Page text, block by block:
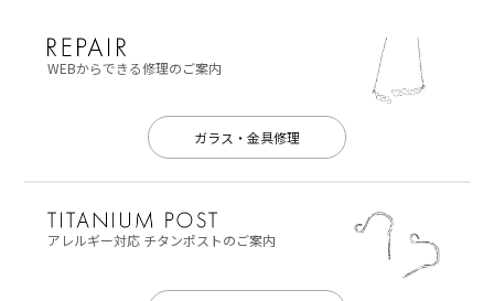
WEBからできる修理のご案内
ガラス・金具修理
アレルギー対応チタンポストのご案内